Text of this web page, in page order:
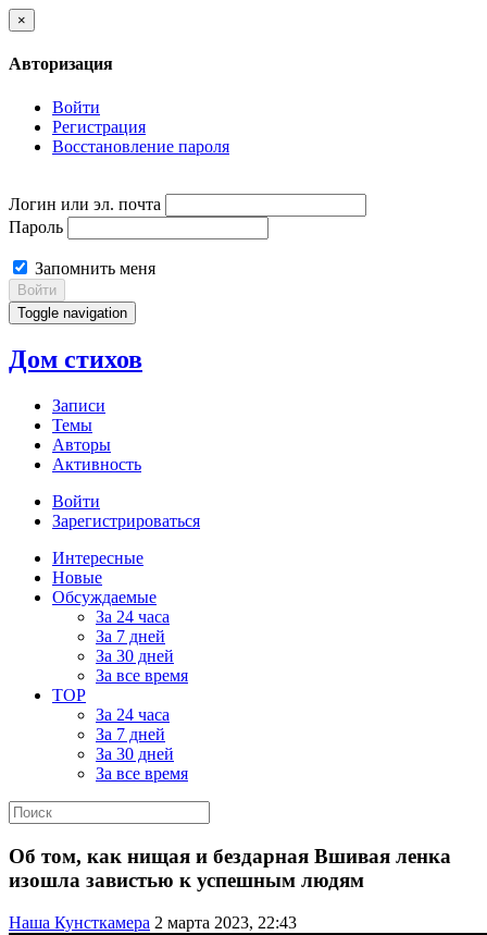
×
Авторизация
Войти
Регистрация
Восстановление пароля
Логин или эл. почта
Пароль
Запомнить меня
Войти
Toggle navigation
Дом стихов
Записи
Темы
Авторы
Активность
Войти
Зарегистрироваться
Интересные
Новые
Обсуждаемые
За 24 часа
За 7 дней
За 30 дней
За все время
TOP
За 24 часа
За 7 дней
За 30 дней
За все время
Об том, как нищая и бездарная Вшивая ленка
изошла завистью к успешным людям
Наша Кунсткамера 2 марта 2023, 22:43